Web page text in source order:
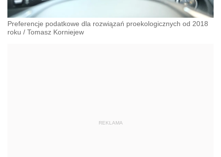
Preferencje podatkowe dla rozwiązań proekologicznych od 2018
roku / Tomasz Korniejew